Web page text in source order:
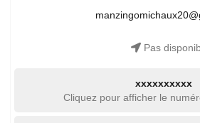
Pas
xxxxxxxxxx
Cliquez pour afficher le